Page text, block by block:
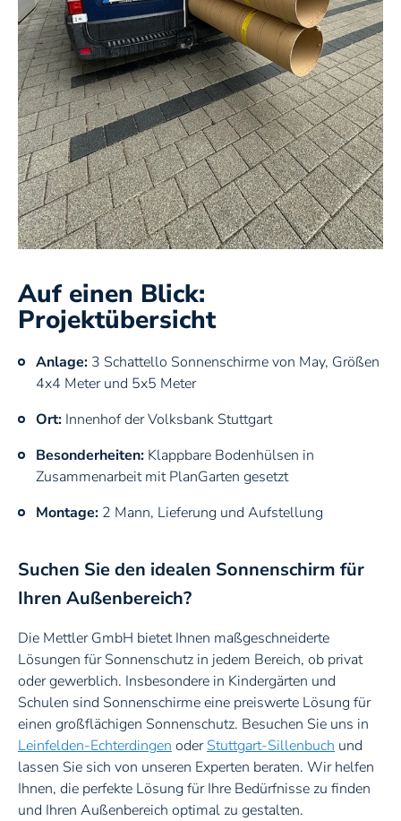
Auf einen Blick:
Projektübersicht
Anlage: 3 Schattello Sonnenschirme von May, Größen
4x4 Meter und 5x5 Meter
Ort: Innenhof der Volksbank Stuttgart
Besonderheiten: Klappbare Bodenhülsen in
Zusammenarbeit mit PlanGarten gesetzt
Montage: 2 Mann, Lieferung und Aufstellung
Suchen Sie den idealen Sonnenschirm für
Ihren Außenbereich?
Die Mettler GmbH bietet Ihnen maßgeschneiderte
Lösungen für Sonnenschutz in jedem Bereich, ob privat
oder gewerblich. Insbesondere in Kindergärten und
Schulen sind Sonnenschirme eine preiswerte Lösung für
einen großflächigen Sonnenschutz. Besuchen Sie uns in
Leinfelden-Echterdingen oderStuttgart-Sillenbuch und
lassen Sie sich von unseren Experten beraten. Wir helfen
Ihnen, die perfekte Lösung für Ihre Bedürfnisse zu finden
und Ihren Außenbereich optimal zu gestalten.